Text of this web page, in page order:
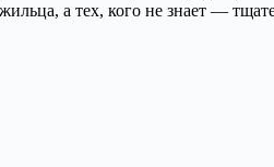
а тех, кого не знает —